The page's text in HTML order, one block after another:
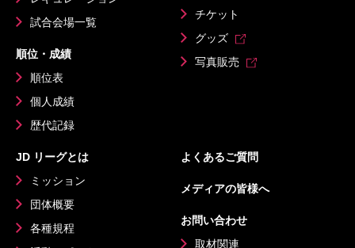
試合会場一覧
順位・成績
順位表
個人成績
歴代記録
チケット
グッズ
写真販売
JD リーグとは
ミッション
団体概要
各種規程
よくあるご質問
メディアの皆様へ
お問い合わせ
取材関連